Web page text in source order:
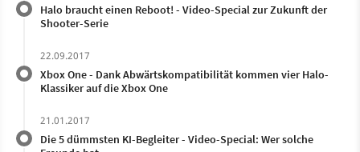
Halo braucht einen Reboot! - Video-Special zur Zukunft der
Shooter-Serie
22.09.2017
Xbox One - Dank Abwärtskompatibilität kommen vier Halo-
Klassiker auf die Xbox One
21.01.2017
Die 5 dümmsten KI-Begleiter - Video-Special: Wer solche